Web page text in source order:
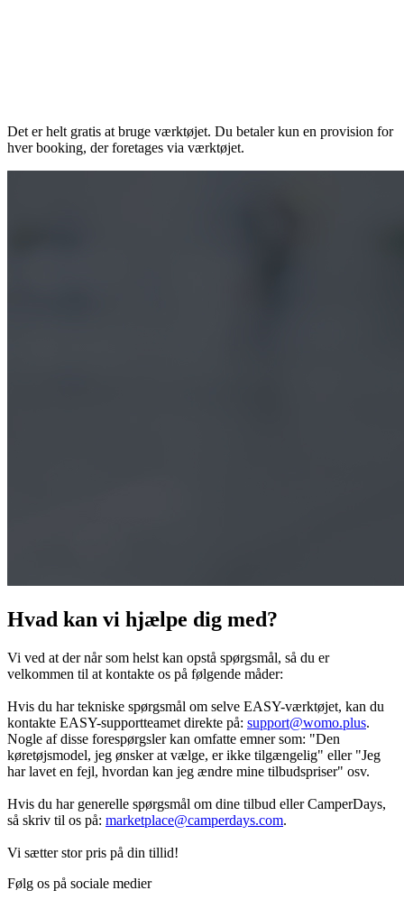
Det er helt gratis at bruge værktøjet. Du betaler kun en provision for
hver booking, der foretages via værktøjet.
Hvad kan vi hjælpe dig med?
Vi ved at der når som helst kan opstå spørgsmål, så du er
velkommen til at kontakte os på følgende måder:
Hvis du har tekniske spørgsmål om selve EASY-værktøjet, kan du
kontakte EASY-supportteamet direkte på: support@womo.plus.
Nogle af disse forespørgsler kan omfatte emner som: "Den
køretøjsmodel, jeg ønsker at vælge, er ikke tilgængelig" eller "Jeg
har lavet en fejl, hvordan kan jeg ændre mine tilbudspriser" osv.
Hvis du har generelle spørgsmål om dine tilbud eller CamperDays,
så skriv til os på: marketplace@camperdays.com.
Vi sætter stor pris på din tillid!
Følg os på sociale medier